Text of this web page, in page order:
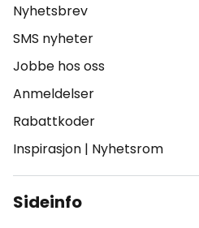
Nyhetsbrev
SMS nyheter
Jobbe hos oss
Anmeldelser
Rabattkoder
Inspirasjon | Nyhetsrom
Sideinfo